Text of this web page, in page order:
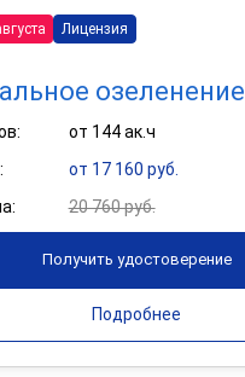
Лицензия
озеленение
от 144 ак.ч
от 17 160 руб.
20 760 руб.
Получить удостоверение
Подробнее